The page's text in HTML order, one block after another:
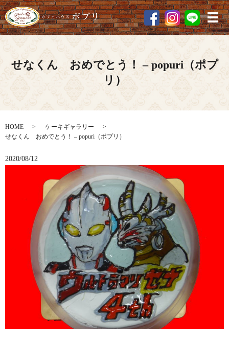
メ
せなくん おめでとう！ – popuri（ポプ
リ）
HOME
ケーキギャラリー
せなくん おめでとう！ – popuri（ポプリ）
2020/08/12